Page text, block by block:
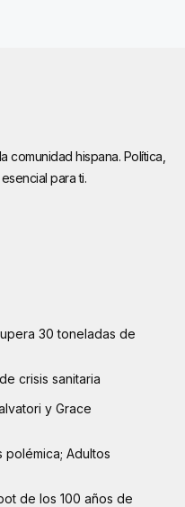
comunidad hispana. Política,
para ti.
30 toneladas de
crisis sanitaria
y Grace
Adultos
de los 100 años de